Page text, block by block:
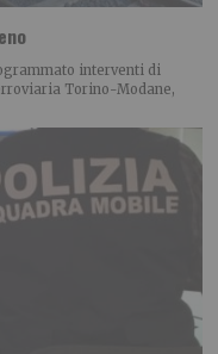
interventi di
Torino-Modane,